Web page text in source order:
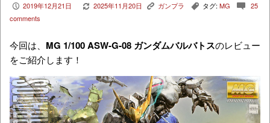
P 2019年12月21日 V 2025年11月20日 K ガンプラ , タグ: MG c 25
comments
今回は、 MG 1/100 ASW-G-08 ガンダムバルバトスのレビュー
をご紹介します！